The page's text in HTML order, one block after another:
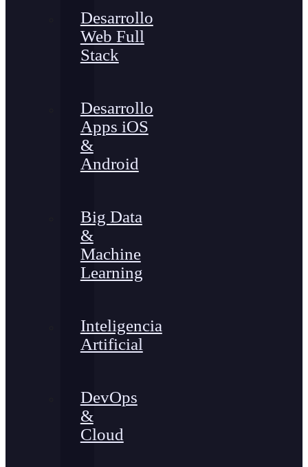
Desarrollo
Web Full
Stack
Desarrollo
Apps iOS
&
Android
Big Data
&
Machine
Learning
Inteligencia
Artificial
DevOps
&
Cloud